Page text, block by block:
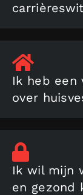
Ik heb een
over
Ik wil mijn
en gezond